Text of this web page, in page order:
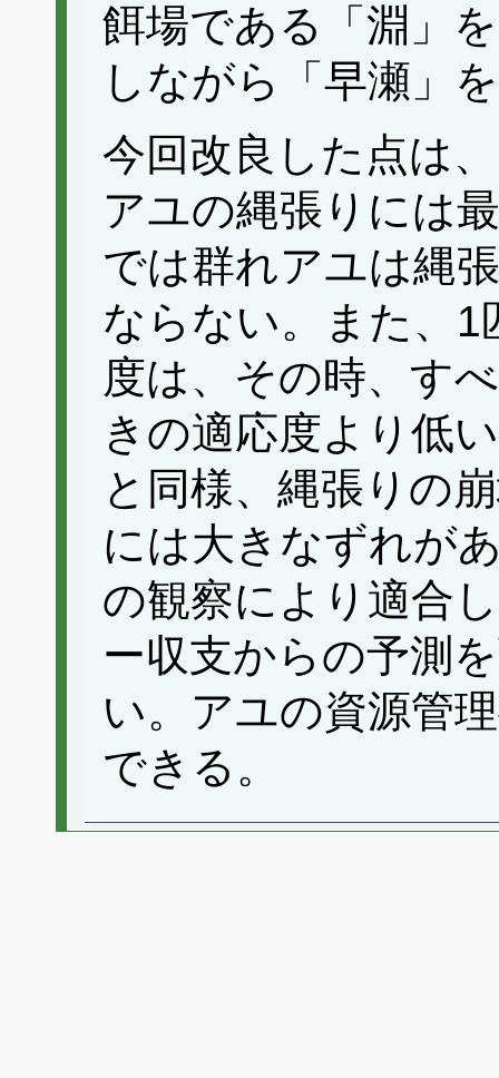
餌場である「淵」
しながら「早瀬」
今回改良した点は
アユの縄張りには
では群れアユは縄
ならない。また、
度は、その時、す
きの適応度より低
と同様、縄張りの
には大きなずれが
の観察により適合
ー収支からの予測
い。アユの資源管
できる。